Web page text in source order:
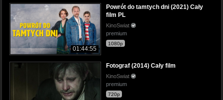
01:44:55
Powrót do tamtych dni (2021) Cały
film PL
KinoSwiat
premium
1080p
Fotograf (2014) Cały film
KinoSwiat
premium
720p